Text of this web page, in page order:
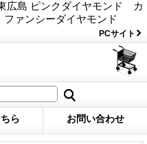
広島 ピンクダイヤモンド カ
ァンシーダイヤモンド
PCサイト
ら お問い合わせ